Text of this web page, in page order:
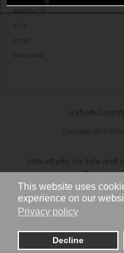
This website uses
experience on our
Privacy policy
Decline
ซอฟต์แวร์
ข่าว
อบรม
Download
บ.ครีเอชั่นโปรจำ
Copyright 2015 ©
บริษัท ครีเอชั่น โปร จำกัด เลขที่
บางขุนเทียน กรุงเทพ